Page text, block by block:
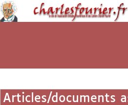
Articles/documents